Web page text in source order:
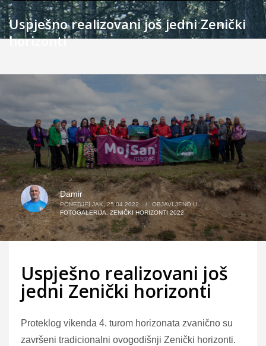
Uspješno realizovani još jedni Zenički
horizonti
Damir
PONEDJELJAK, 25.04.2022. /
OBJAVLJENO U
FOTOGALERIJA,ZENIČKI HORIZONTI 2022
Uspješno realizovani još
jedni Zenički horizonti
Proteklog vikenda 4. turom horizonata zvanično su
završeni tradicionalni ovogodišnji Zenički horizonti.